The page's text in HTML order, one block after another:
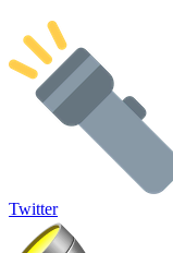
Twitter